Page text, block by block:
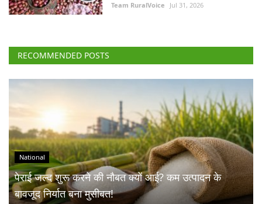
Team RuralVoice Jul 31, 2026
RECOMMENDED POSTS
National
पेराई जल्द शुरू करने की नौबत क्यों आई? कम उत्पादन के
बावजूद निर्यात बना मुसीबत!